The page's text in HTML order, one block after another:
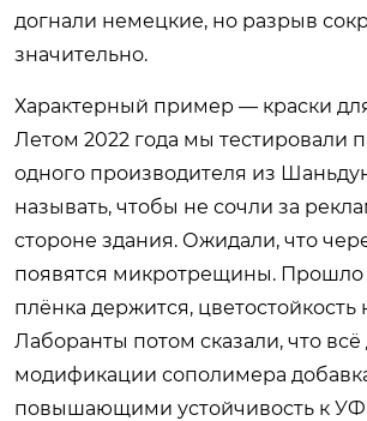
догнали немецкие, но разрыв
значительно.
Характерный пример — краски
Летом 2022 года мы тестировали
одного производителя из
называть, чтобы не сочли за
стороне здания. Ожидали, что
появятся микротрещины. Прошло
плёнка держится, цветостойкость
Лаборанты потом сказали, что всё
модификации сополимера
повышающими устойчивость к